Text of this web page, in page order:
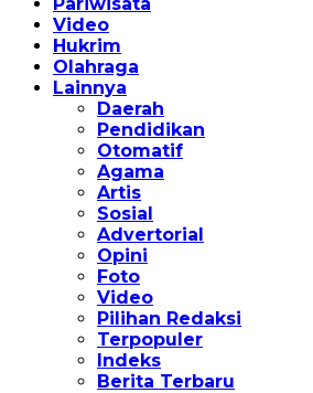
Video
Hukrim
Olahraga
Lainnya
Daerah
Pendidikan
Otomatif
Agama
Artis
Sosial
Advertorial
Opini
Foto
Video
Pilihan Redaksi
Terpopuler
Indeks
Berita Terbaru